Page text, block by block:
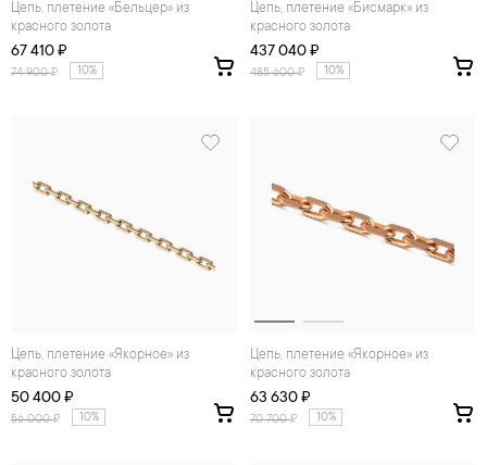
Цепь, плетение «Бельцер» из
красного золота
67 410 ₽
74 900₽ 10%
Цепь, плетение «Бисмарк» из
красного золота
437 040 ₽
485 600₽ 10%
Цепь, плетение «Якорное» из
красного золота
50 400 ₽
56 000₽ 10%
Цепь, плетение «Якорное» из
красного золота
63 630 ₽
70 700₽ 10%